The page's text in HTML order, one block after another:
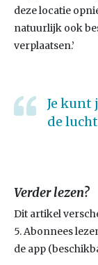
deze locatie
natuurlijk ook
verplaatsen.’
Je kunt
de
Verder lezen?
Dit artikel
5. Abonnees
de app